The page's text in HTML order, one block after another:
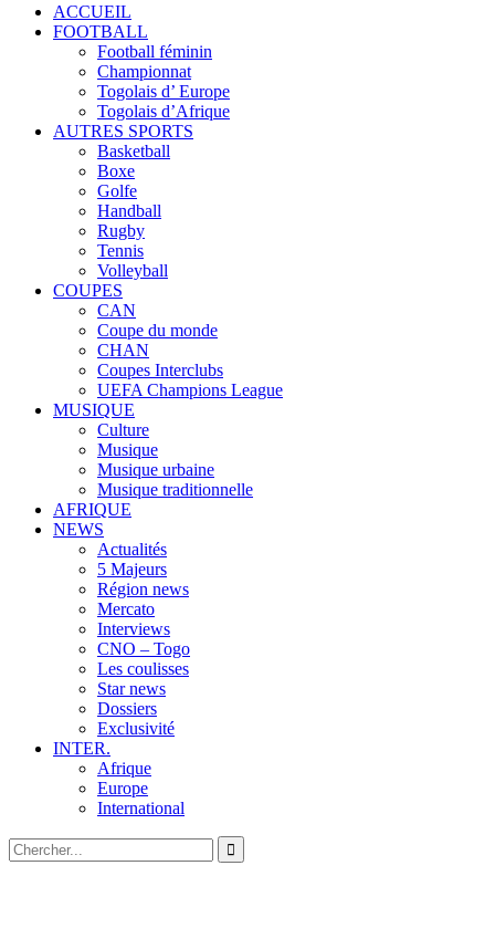
ACCUEIL
FOOTBALL
Football féminin
Championnat
Togolais d’ Europe
Togolais d’Afrique
AUTRES SPORTS
Basketball
Boxe
Golfe
Handball
Rugby
Tennis
Volleyball
COUPES
CAN
Coupe du monde
CHAN
Coupes Interclubs
UEFA Champions League
MUSIQUE
Culture
Musique
Musique urbaine
Musique traditionnelle
AFRIQUE
NEWS
Actualités
5 Majeurs
Région news
Mercato
Interviews
CNO – Togo
Les coulisses
Star news
Dossiers
Exclusivité
INTER.
Afrique
Europe
International